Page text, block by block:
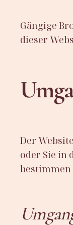
Gängige
dieser
Der
oder Sie in
bestimmen